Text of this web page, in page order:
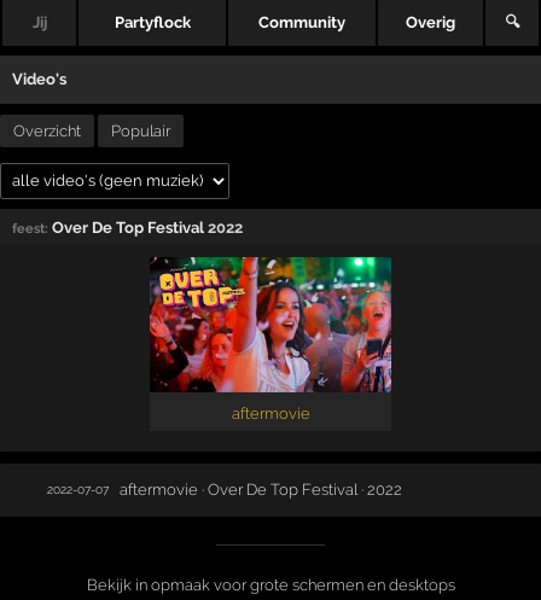
Jij Partyflock Community Overig 🔍
Video's
Overzicht Populair
feest: Over De Top Festival 2022
aftermovie
2022-07-07 aftermovie · Over De Top Festival · 2022
Bekijk in opmaak voor grote schermen en desktops